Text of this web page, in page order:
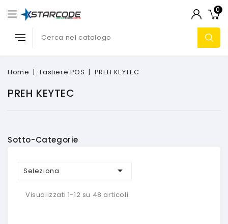
0
Home Tastiere POS PREH KEYTEC
PREH KEYTEC
Sotto-Categorie
Seleziona 
Visualizzati 1-12 su 48 articoli